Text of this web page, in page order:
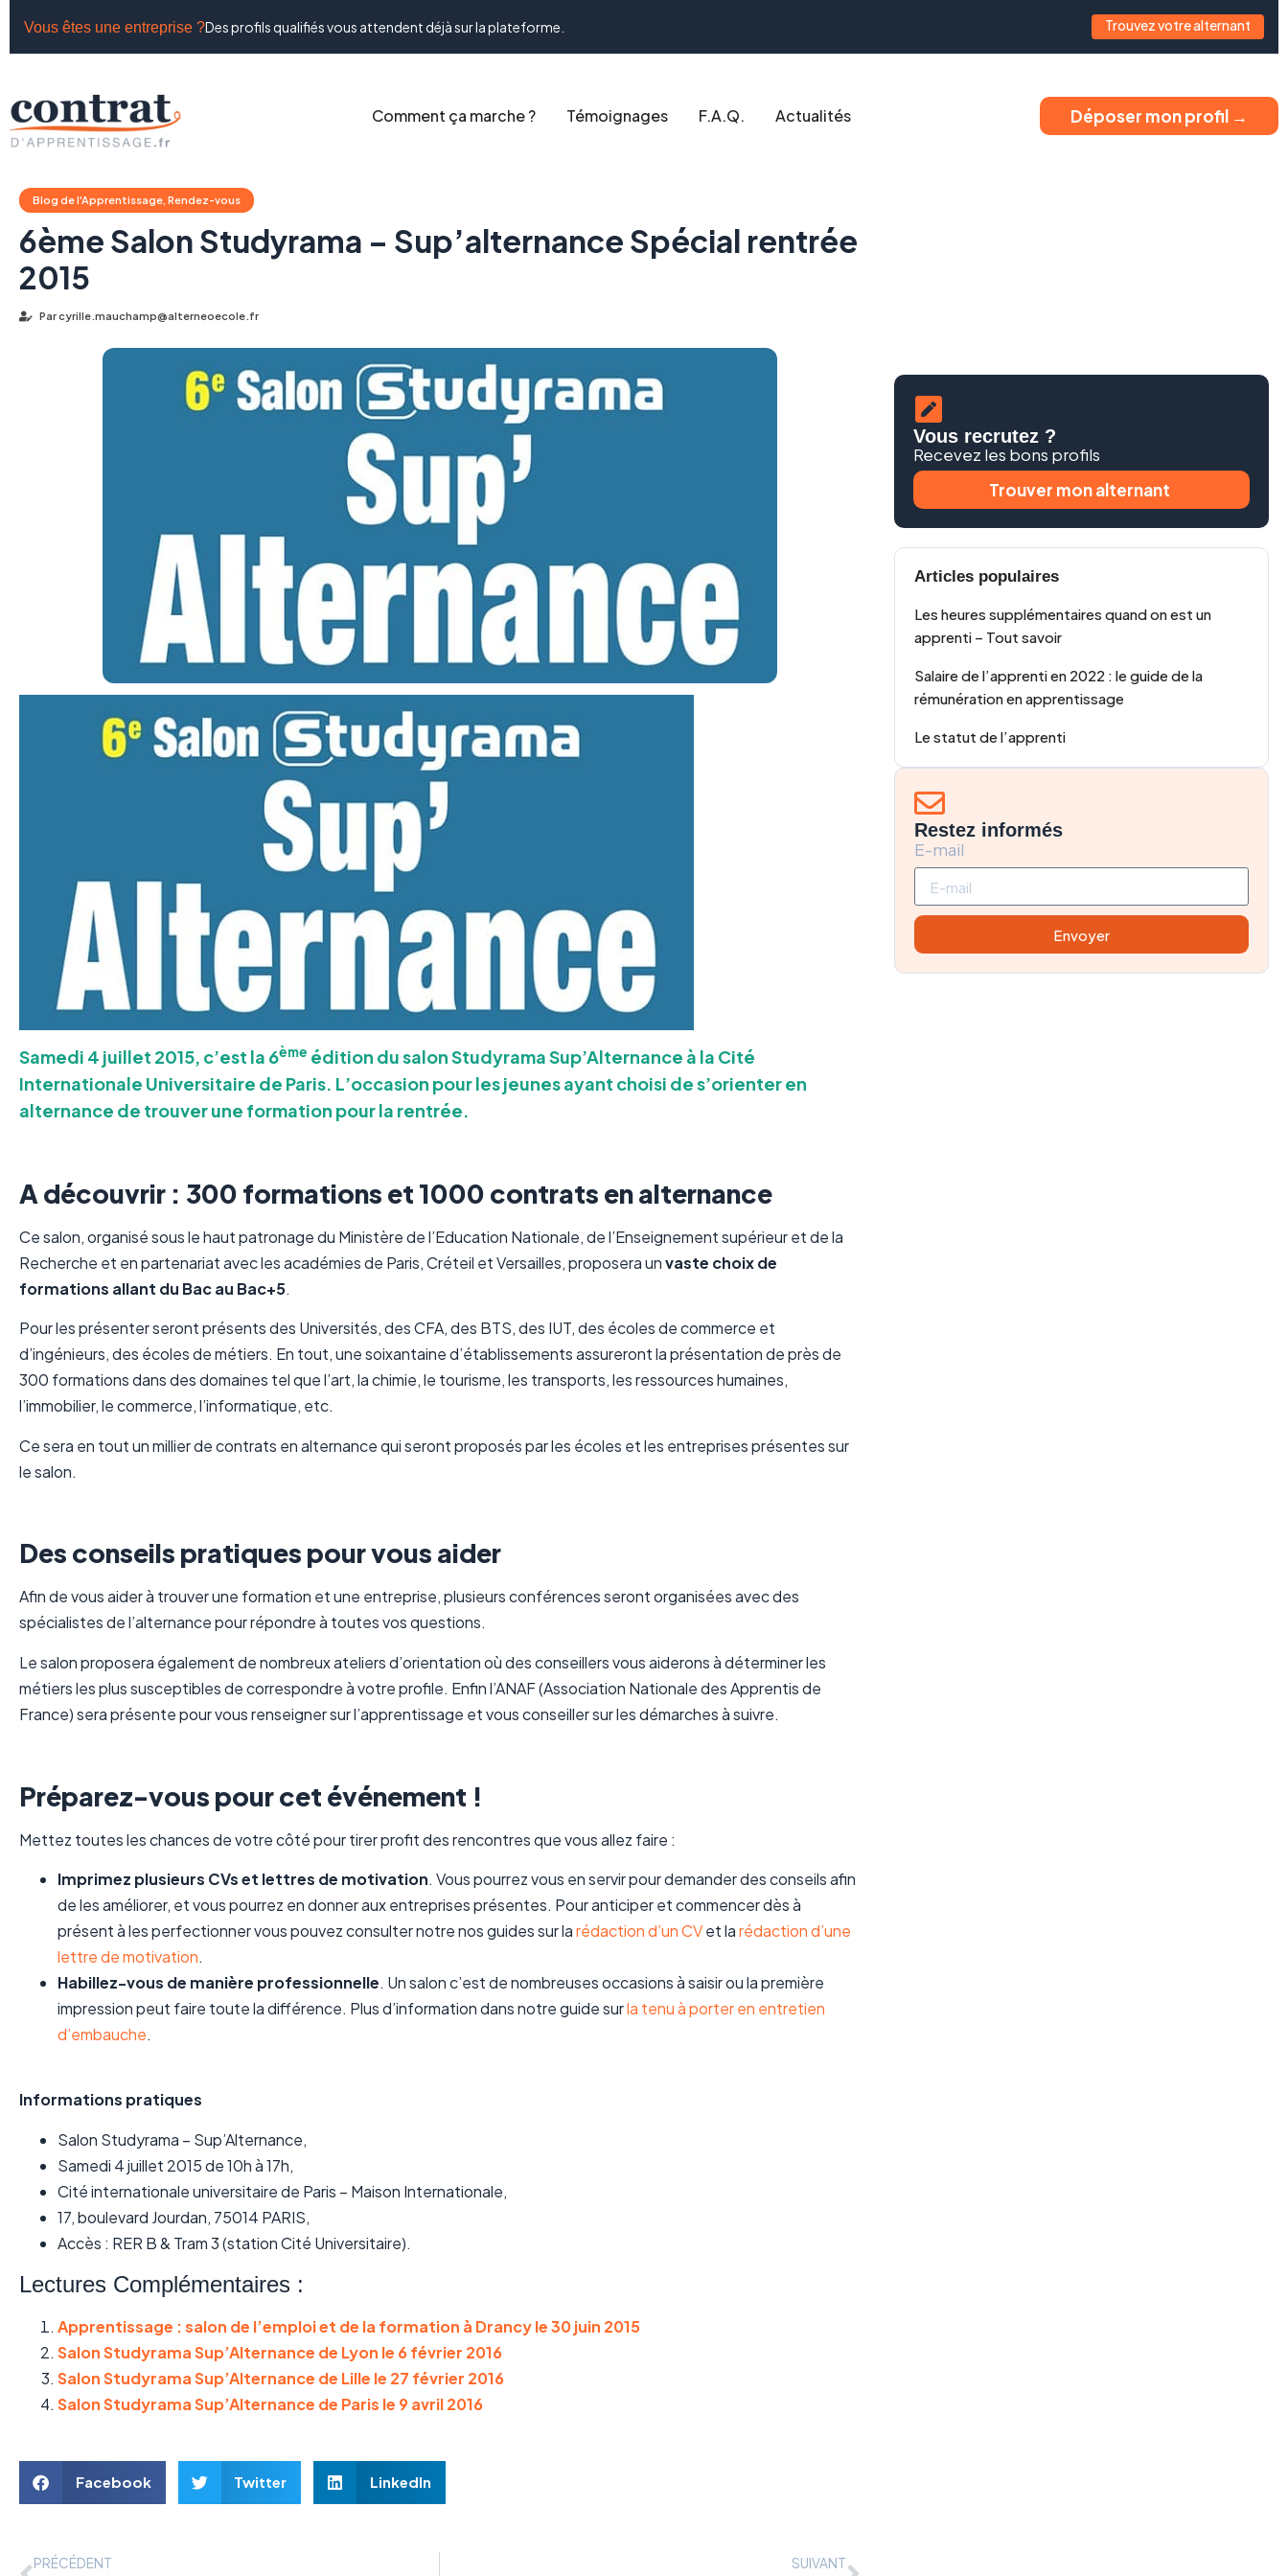
Vous êtes une entreprise ?Des profils qualifiés vous attendent déjà sur la plateforme. Trouvez votre alternant
Comment ça marche ? Témoignages F.A.Q. Actualités Déposer mon profil →
Blog de l'Apprentissage, Rendez-vous
6ème Salon Studyrama – Sup’alternance Spécial rentrée
2015
Parcyrille.mauchamp@alterneoecole.fr
Samedi 4 juillet 2015, c’est la 6ème édition du salon Studyrama Sup’Alternance à la Cité
Internationale Universitaire de Paris. L’occasion pour les jeunes ayant choisi de s’orienter en
alternance de trouver une formation pour la rentrée.
A découvrir : 300 formations et 1000 contrats en alternance
Ce salon, organisé sous le haut patronage du Ministère de l’Education Nationale, de l’Enseignement supérieur et de la
Recherche et en partenariat avec les académies de Paris, Créteil et Versailles, proposera unvaste choix de
formations allant du Bac au Bac+5.
Pour les présenter seront présents des Universités, des CFA, des BTS, des IUT, des écoles de commerce et
d’ingénieurs, des écoles de métiers. En tout, une soixantaine d’établissements assureront la présentation de près de
300 formations dans des domaines tel que l’art, la chimie, le tourisme, les transports, les ressources humaines,
l’immobilier, le commerce, l’informatique, etc.
Ce sera en tout un millier de contrats en alternance qui seront proposés par les écoles et les entreprises présentes sur
le salon.
Des conseils pratiques pour vous aider
Afin de vous aider à trouver une formation et une entreprise, plusieurs conférences seront organisées avec des
spécialistes de l’alternance pour répondre à toutes vos questions.
Le salon proposera également de nombreux ateliers d’orientation où des conseillers vous aiderons à déterminer les
métiers les plus susceptibles de correspondre à votre profile. Enfin l’ANAF (Association Nationale des Apprentis de
France) sera présente pour vous renseigner sur l’apprentissage et vous conseiller sur les démarches à suivre.
Préparez-vous pour cet événement !
Mettez toutes les chances de votre côté pour tirer profit des rencontres que vous allez faire :
Imprimez plusieurs CVs et lettres de motivation. Vous pourrez vous en servir pour demander des conseils afin
de les améliorer, et vous pourrez en donner aux entreprises présentes. Pour anticiper et commencer dès à
présent à les perfectionner vous pouvez consulter notre nos guides sur larédaction d’un CVet larédaction d’une
lettre de motivation.
Habillez-vous de manière professionnelle. Un salon c’est de nombreuses occasions à saisir ou la première
impression peut faire toute la différence. Plus d’information dans notre guide surla tenu à porter en entretien
d’embauche.
Informations pratiques
Salon Studyrama – Sup’Alternance,
Samedi 4 juillet 2015 de 10h à 17h,
Cité internationale universitaire de Paris – Maison Internationale,
17, boulevard Jourdan, 75014 PARIS,
Accès : RER B & Tram 3 (station Cité Universitaire).
Lectures Complémentaires :
Apprentissage : salon de l’emploi et de la formation à Drancy le 30 juin 2015
Salon Studyrama Sup’Alternance de Lyon le 6 février 2016
Salon Studyrama Sup’Alternance de Lille le 27 février 2016
Salon Studyrama Sup’Alternance de Paris le 9 avril 2016
Facebook Twitter LinkedIn
PRÉCÉDENT SUIVANT
Vous recrutez ?
Recevez les bons profils
Trouver mon alternant
Articles populaires
Les heures supplémentaires quand on est un
apprenti – Tout savoir
Salaire de l’apprenti en 2022 : le guide de la
rémunération en apprentissage
Le statut de l’apprenti
Restez informés
E-mail
Envoyer